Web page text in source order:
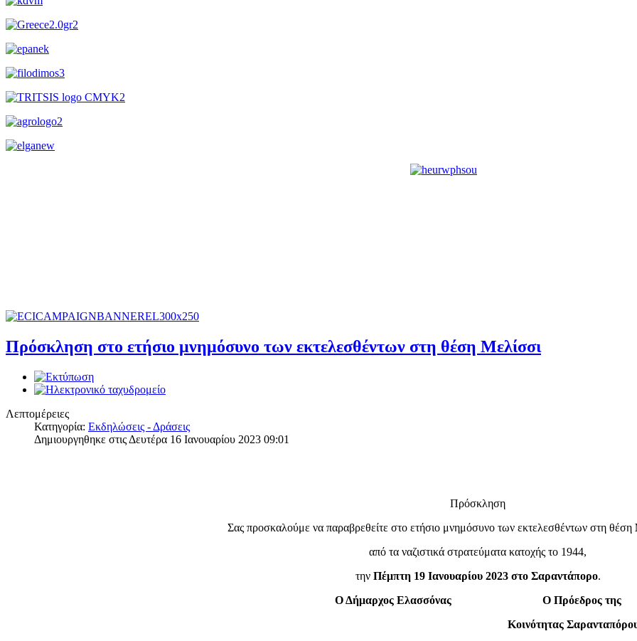
Πρόσκληση στο ετήσιο μνημόσυνο των εκτελεσθέντων στη θέση Μελίσσι
Λεπτομέρειες
Κατηγορία: Εκδηλώσεις - Δράσεις
Δημιουργηθηκε στις Δευτέρα 16 Ιανουαρίου 2023 09:01
Πρόσκληση
Σας προσκαλούμε να παραβρεθείτε στο ετήσιο μνημόσυνο των εκτελεσθέντων στη θέση
από τα ναζιστικά στρατεύματα κατοχής το 1944,
την Πέμπτη 19 Ιανουαρίου 2023 στο Σαραντάπορο.
Ο Δήμαρχος Ελασσόνας Ο Πρόεδρος της
Κοινότητας